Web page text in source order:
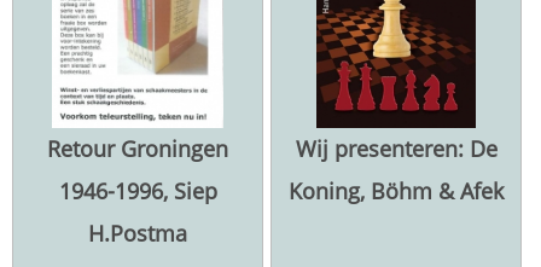
Retour Groningen
1946-1996, Siep
H.Postma
Wij presenteren: De
Koning, Böhm & Afek